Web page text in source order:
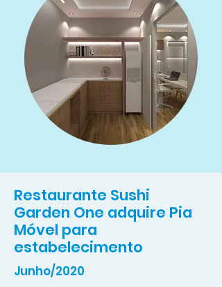
Restaurante Sushi
Garden One adquire Pia
Móvel para
estabelecimento
Junho/2020